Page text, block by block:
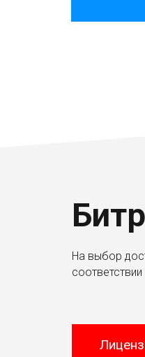
На выбор